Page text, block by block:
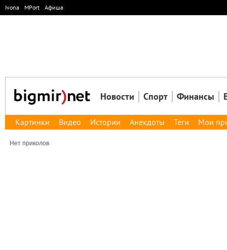
Ivona MPort Афиша
Новости Спорт Финансы
Картинки Видео Истории Анекдоты Теги Мои
Нет приколов